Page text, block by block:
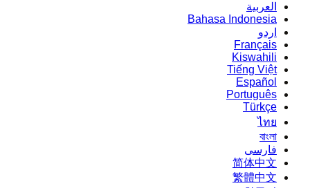
العربية
Bahasa Indonesia
اردو
Français
Kiswahili
Tiếng Việt
Español
Português
Türkçe
ไทย
বাংলা
فارسی
简体中文
繁體中文